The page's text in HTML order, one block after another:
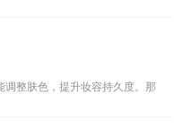
整肤色，提升妆容持久度。那